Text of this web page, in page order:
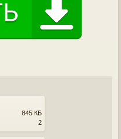
845 КБ
2